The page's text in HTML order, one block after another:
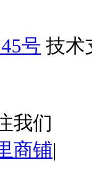
号 技术
我们
商铺|